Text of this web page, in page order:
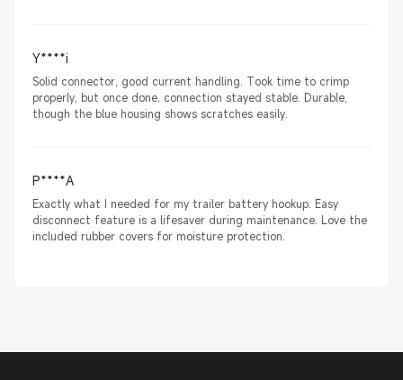
Y****i
Solid connector, good current handling. Took time to crimp
properly, but once done, connection stayed stable. Durable,
though the blue housing shows scratches easily.
P****A
Exactly what I needed for my trailer battery hookup. Easy
disconnect feature is a lifesaver during maintenance. Love the
included rubber covers for moisture protection.